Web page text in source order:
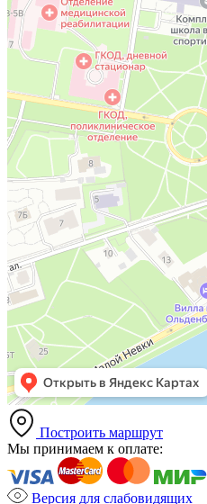
Построить маршрут
Мы принимаем к оплате:
Версия для слабовидящих